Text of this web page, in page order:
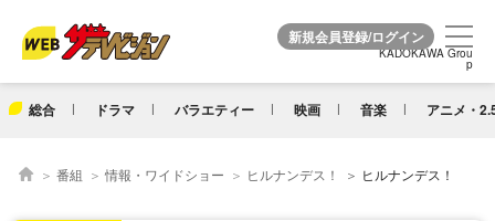
KADOKAWA Grou
p
総合 ドラマ バラエティー 映画 音楽 アニメ・
KADOKAWA Grou
p
番組 情報・ワイドショー ヒルナンデス！ ヒルナンデス！